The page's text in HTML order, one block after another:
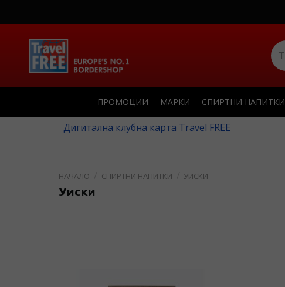
ПРОМОЦИИ МАРКИ СПИРТНИ НАПИТКИ
Дигитална клубна карта Travel FREE
СПИРТНИ НАПИТКИ УИСКИ
Уиски